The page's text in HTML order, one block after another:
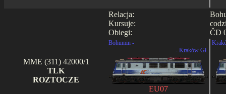
Relacja:
Kursuje:
Obiegi:
ČD
MME (311) 42000/1
TLK
ROZTOCZE
Bohumin -
- Kraków Gł.
EU07